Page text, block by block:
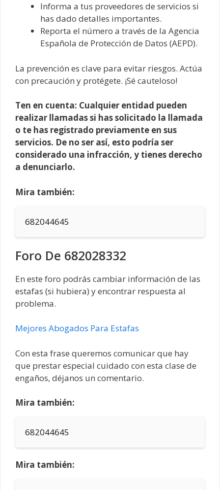
Informa a tus proveedores de servicios si
has dado detalles importantes.
Reporta el número a través de la Agencia
Española de Protección de Datos (AEPD).
La prevención es clave para evitar riesgos. Actúa
con precaución y protégete. ¡Sé cauteloso!
Ten en cuenta: Cualquier entidad pueden
realizar llamadas si has solicitado la llamada
o te has registrado previamente en sus
servicios. De no ser así, esto podría ser
considerado una infracción, y tienes derecho
a denunciarlo.
Mira también:
682044645
Foro De 682028332
En este foro podrás cambiar información de las
estafas (si hubiera) y encontrar respuesta al
problema.
Mejores Abogados Para Estafas
Con esta frase queremos comunicar que hay
que prestar especial cuidado con esta clase de
engaños, déjanos un comentario.
Mira también:
682044645
Mira también: